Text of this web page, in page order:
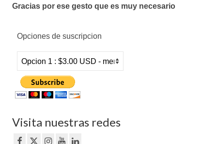
Gracias por ese gesto que es muy necesario
Opciones de suscripcion
Visita nuestras redes